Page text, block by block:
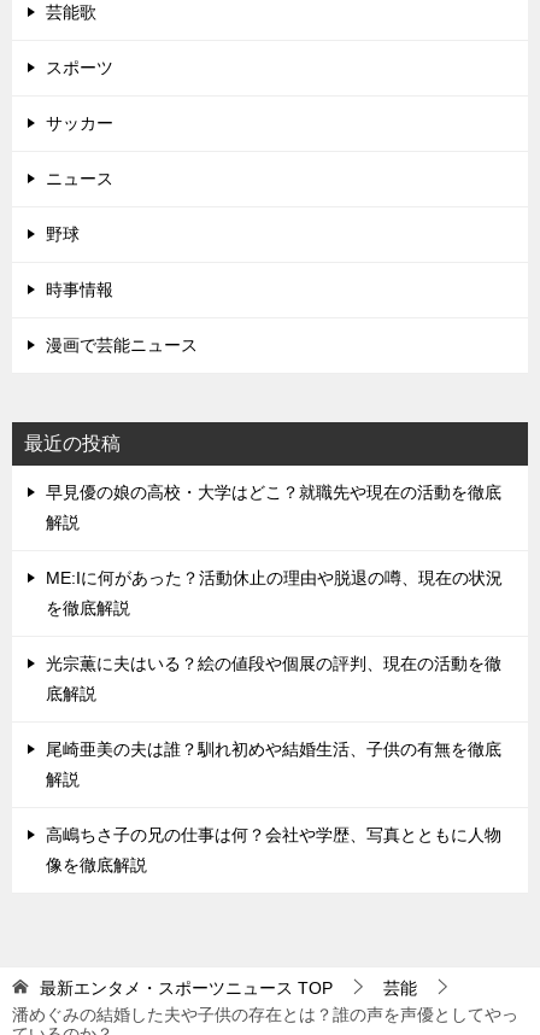
芸能歌
スポーツ
サッカー
ニュース
野球
時事情報
漫画で芸能ニュース
最近の投稿
早見優の娘の高校・大学はどこ？就職先や現在の活動を徹底
解説
ME:Iに何があった？活動休止の理由や脱退の噂、現在の状況
を徹底解説
光宗薫に夫はいる？絵の値段や個展の評判、現在の活動を徹
底解説
尾崎亜美の夫は誰？馴れ初めや結婚生活、子供の有無を徹底
解説
高嶋ちさ子の兄の仕事は何？会社や学歴、写真とともに人物
像を徹底解説
最新エンタメ・スポーツニュース TOP
芸能
潘めぐみの結婚した夫や子供の存在とは？誰の声を声優としてやっ